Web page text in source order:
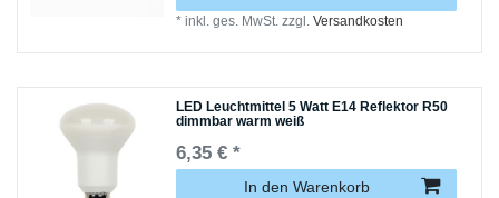
*inkl. ges. MwSt. zzgl.Versandkosten
LED Leuchtmittel 5 Watt E14 Reflektor R50
dimmbar warm weiß
6,35 € *
In den Warenkorb